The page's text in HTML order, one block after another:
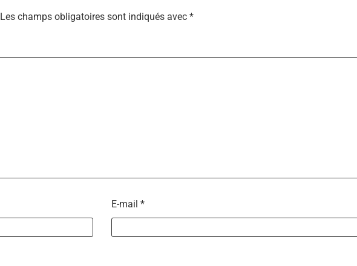
Les champs obligatoires sont indiqués avec *
E-mail *